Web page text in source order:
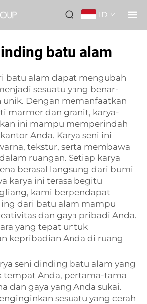
ID
batu alam
batu alam dapat mengubah
sesuatu yang benar-
unik. Dengan memanfaatkan
marmer dan granit, karya-
ini mampu memperindah
Anda. Karya seni ini
tekstur, serta membawa
ruangan. Setiap karya
berasal langsung dari bumi
karya ini terasa begitu
kami berpendapat
dari batu alam mampu
dan gaya pribadi Anda.
yang tepat untuk
kepribadian Anda di ruang
seni dinding batu alam yang
tempat Anda, pertama-tama
dan gaya yang Anda sukai.
sesuatu yang cerah